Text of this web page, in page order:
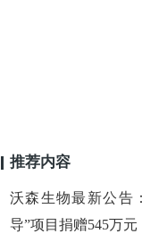
推荐内容
沃森生物最新公
导”项目捐赠545万元